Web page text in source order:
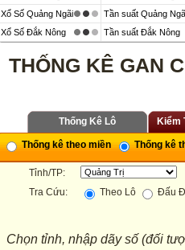
Xổ Số Quảng Ngãi
Tần suất Quảng
Xổ Số Đắk Nông
Tần suất Đắk Nông
THỐNG KÊ GAN
Thống Kê Lô Kiểm
Thống kê theo miền Thống kê
Tỉnh/TP:
Tra Cứu:
Theo Lô Đấu
Chọn tỉnh, nhập dãy số (đối